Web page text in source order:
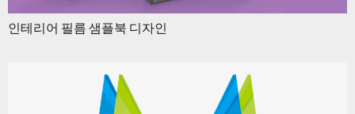
인테리어 필름 샘플북 디자인